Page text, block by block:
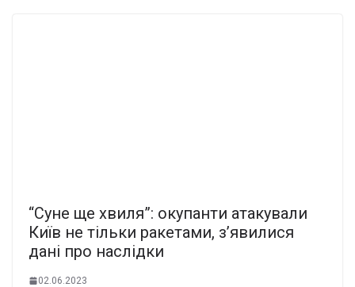
“Суне ще хвиля”: окупанти атакували
Київ не тільки ракетами, з’явилися
дані про наслідки
02.06.2023